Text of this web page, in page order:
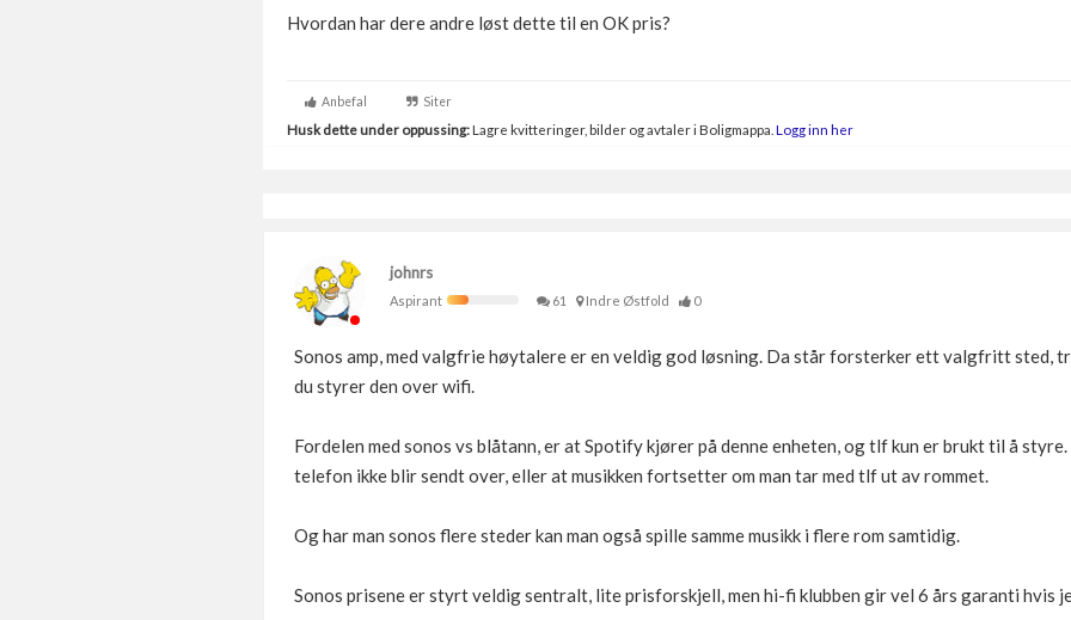
Hvordan har dere andre løst dette til en OK pris?
Anbefal Siter
Husk dette under oppussing:Lagre kvitteringer, bilder og avtaler i Boligmappa. Logg inn her
johnrs
Aspirant
61 Indre Østfold 0
Sonos amp, med valgfrie høytalere er en veldig god løsning. Da står forsterker ett valgfritt sted,
du styrer den over wifi.
Fordelen med sonos vs blåtann, er at Spotify kjører på denne enheten, og tlf kun er brukt til å
telefon ikke blir sendt over, eller at musikken fortsetter om man tar med tlf ut av rommet.
Og har man sonos flere steder kan man også spille samme musikk i flere rom samtidig.
Sonos prisene er styrt veldig sentralt, lite prisforskjell, men hi-fi klubben gir vel 6 års garanti hvis